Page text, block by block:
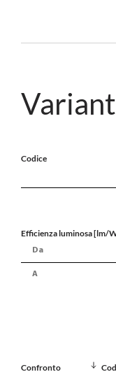
Codice
Efficienza luminosa [lm/
Confronto